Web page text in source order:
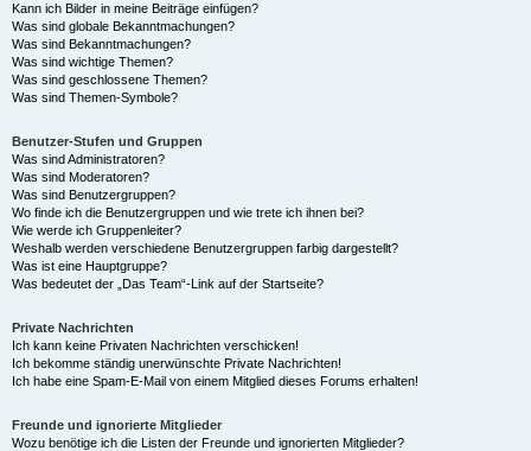
Kann ich Bilder in meine Beiträge einfügen?
Was sind globale Bekanntmachungen?
Was sind Bekanntmachungen?
Was sind wichtige Themen?
Was sind geschlossene Themen?
Was sind Themen-Symbole?
Benutzer-Stufen und Gruppen
Was sind Administratoren?
Was sind Moderatoren?
Was sind Benutzergruppen?
Wo finde ich die Benutzergruppen und wie trete ich ihnen bei?
Wie werde ich Gruppenleiter?
Weshalb werden verschiedene Benutzergruppen farbig dargestellt?
Was ist eine Hauptgruppe?
Was bedeutet der „Das Team“-Link auf der Startseite?
Private Nachrichten
Ich kann keine Privaten Nachrichten verschicken!
Ich bekomme ständig unerwünschte Private Nachrichten!
Ich habe eine Spam-E-Mail von einem Mitglied dieses Forums erhalten!
Freunde und ignorierte Mitglieder
Wozu benötige ich die Listen der Freunde und ignorierten Mitglieder?